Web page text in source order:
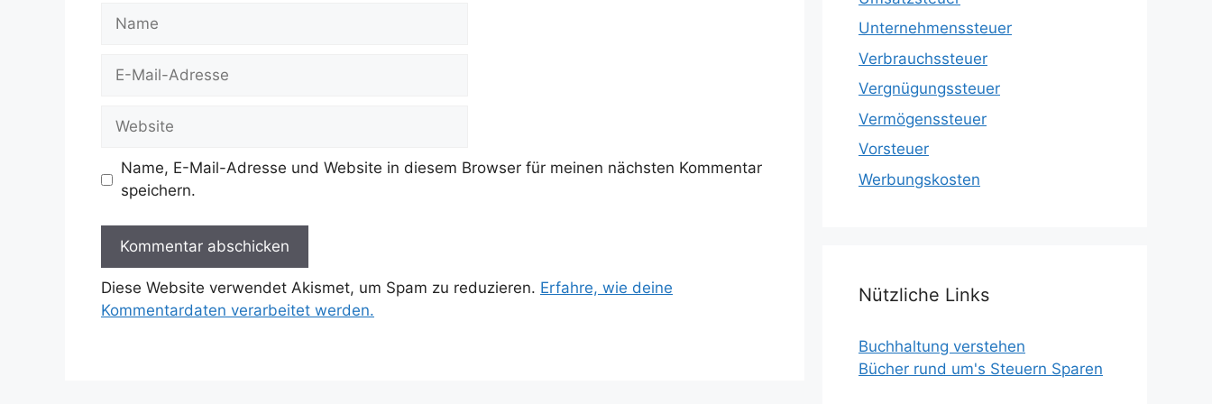
Name
Website
Name, E-Mail-Adresse und Website in diesem Browser für meinen nächsten Kommentar
speichern.
Diese Website verwendet Akismet, um Spam zu reduzieren. Erfahre, wie deine
Kommentardaten verarbeitet werden.
Unternehmenssteuer
Verbrauchssteuer
Vergnügungssteuer
Vermögenssteuer
Vorsteuer
Werbungskosten
Nützliche Links
Buchhaltung verstehen
Bücher rund um's Steuern Sparen